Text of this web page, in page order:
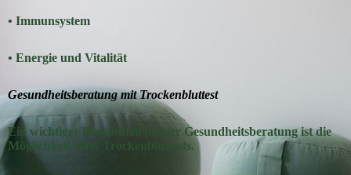
• Immunsystem
• Energie und Vitalität
Gesundheitsberatung mit Trockenbluttest
Ein wichtiger Bestandteil meiner Gesundheitsberatung ist die
Möglichkeit eines Trockenbluttests.